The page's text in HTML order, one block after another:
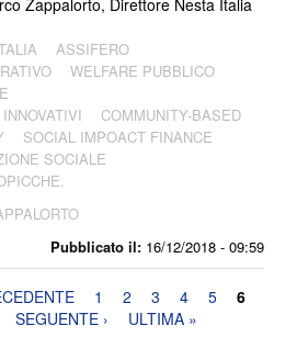
Pubblicato il: 16/12/2018 - 09:59
Zappalorto, Direttore Nesta Italia
ASSIFERO
WELFARE PUBBLICO
COMMUNITY-BASED
SOCIAL IMPOACT FINANCE
SOCIALE
1 2 3 4 5
6
SEGUENTE › ULTIMA »